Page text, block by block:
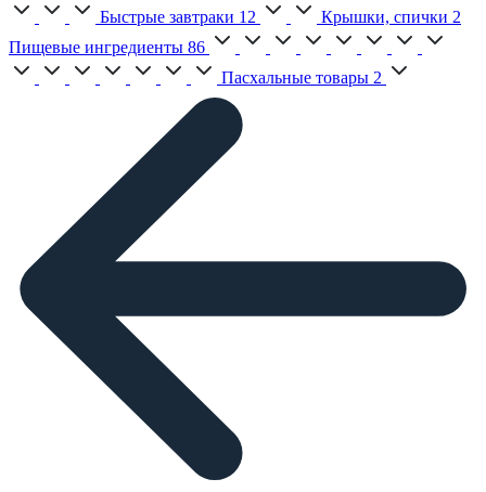
Быстрые завтраки 12 Крышки, спички 2
Пищевые ингредиенты 86
Пасхальные товары 2